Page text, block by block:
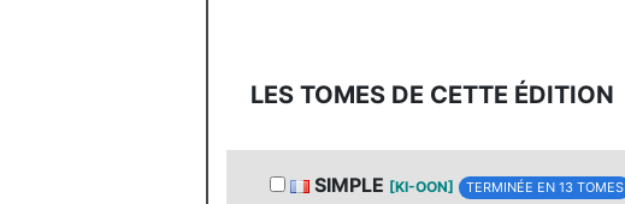
LES TOMES DE CETTE ÉDITION
SIMPLE [KI-OON] TERMINÉE EN 13 TOMES